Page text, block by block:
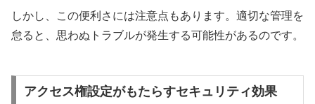
しかし、この便利さには注意点もあります。適切な管理を
怠ると、思わぬトラブルが発生する可能性があるのです。
アクセス権設定がもたらすセキュリティ効果